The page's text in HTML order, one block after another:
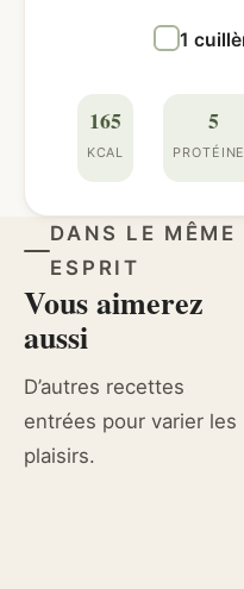
1
165
KCAL
5
DANS LE MÊME
ESPRIT
Vous aimerez
aussi
D’autres recettes
entrées pour varier les
plaisirs.